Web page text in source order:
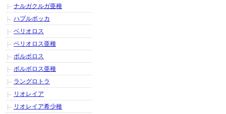
ナルガクルガ亜種
ハプルボッカ
ベリオロス
ベリオロス亜種
ボルボロス
ボルボロス亜種
ラングロトラ
リオレイア
リオレイア希少種